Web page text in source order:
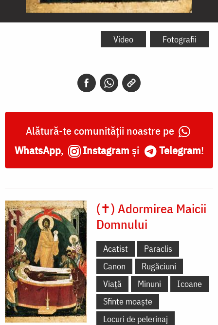
Adormirea
Video Fotografii
Alătură-te comunității noastre pe
WhatsApp, Instagram și Telegram!
(✝) Adormirea Maicii
Domnului
Acatist
Paraclis
Canon
Rugăciuni
Viață
Minuni
Icoane
Sfinte moaște
Locuri de pelerinaj